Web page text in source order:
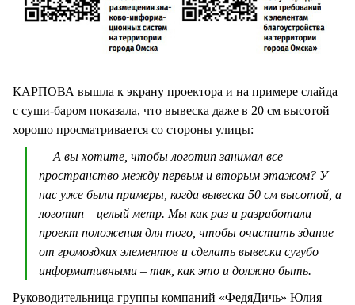
КАРПОВА вышла к экрану проектора и на примере слайда
с суши-баром показала, что вывеска даже в 20 см высотой
хорошо просматривается со стороны улицы:
— А вы хотите, чтобы логотип занимал все
пространство между первым и вторым этажом? У
нас уже были примеры, когда вывеска 50 см высотой, а
логотип – целый метр. Мы как раз и разработали
проект положения для того, чтобы очистить здание
от громоздких элементов и сделать вывески сугубо
информативными – так, как это и должно быть.
Руководительница группы компаний «ФедяДичь» Юлия